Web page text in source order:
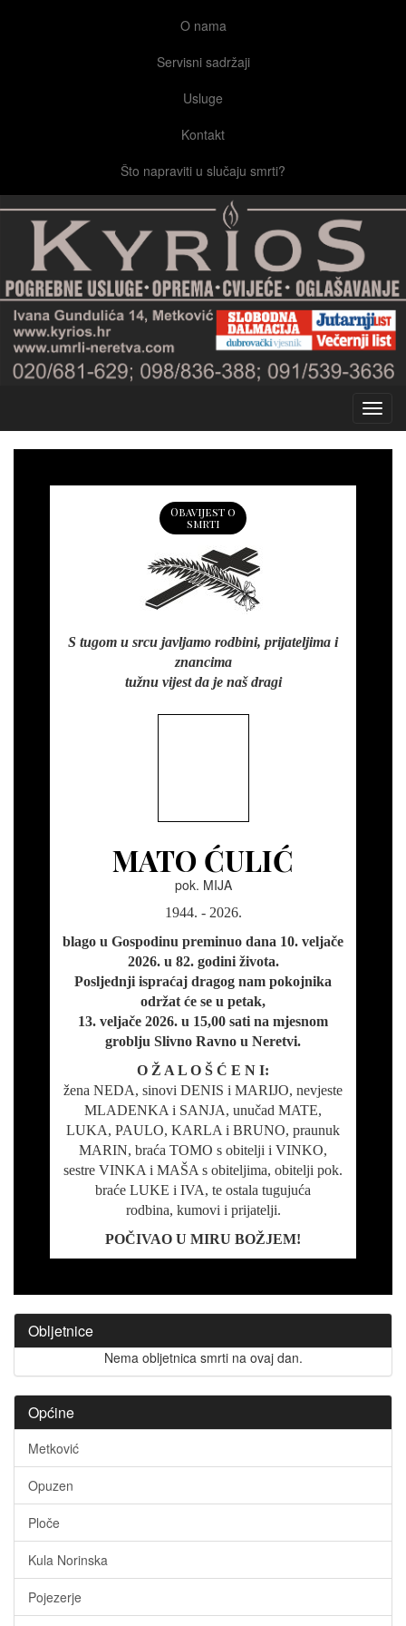
O nama
Servisni sadržaji
Usluge
Kontakt
Što napraviti u slučaju smrti?
Obavijest o
smrti
S tugom u srcu javljamo rodbini, prijateljima i
znancima
tužnu vijest da je naš dragi
MATO ĆULIĆ
pok. MIJA
1944. - 2026.
blago u Gospodinu preminuo dana 10. veljače
2026. u 82. godini života.
Posljednji ispraćaj dragog nam pokojnika
održat će se u petak,
13. veljače 2026. u 15,00 sati na mjesnom
groblju Slivno Ravno u Neretvi.
O Ž A L O Š Ć E N I:
žena NEDA, sinovi DENIS i MARIJO, nevjeste
MLADENKA i SANJA, unučad MATE,
LUKA, PAULO, KARLA i BRUNO, praunuk
MARIN, braća TOMO s obitelji i VINKO,
sestre VINKA i MAŠA s obiteljima, obitelji pok.
braće LUKE i IVA, te ostala tugujuća
rodbina, kumovi i prijatelji.
POČIVAO U MIRU BOŽJEM!
Obljetnice
Nema obljetnica smrti na ovaj dan.
Općine
Metković
Opuzen
Ploče
Kula Norinska
Pojezerje